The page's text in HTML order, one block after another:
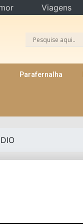
Parafernalha
Viagens